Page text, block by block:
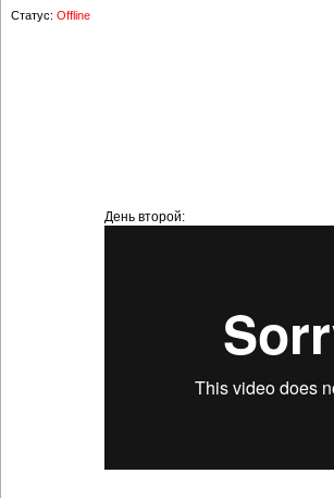
Статус: Offline
День второй: